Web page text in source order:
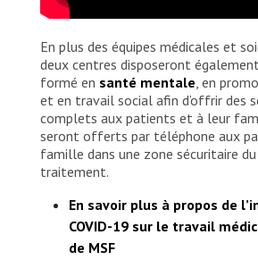
En plus des équipes médicales et
deux centres disposeront
formé en santé mentale , en
et en travail social afin d’offrir des
complets aux patients et à leur
seront offerts par téléphone aux
famille dans une zone sécuritaire
traitement.
En savoir plus à propos de
COVID-19 sur le travail
de MSF